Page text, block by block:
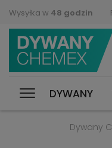
Wysyłka w 48 godzin
DYWANY
Dywany